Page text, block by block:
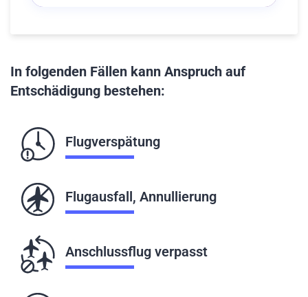
In folgenden Fällen kann Anspruch auf
Entschädigung bestehen:
Flugverspätung
Flugausfall, Annullierung
Anschlussflug verpasst